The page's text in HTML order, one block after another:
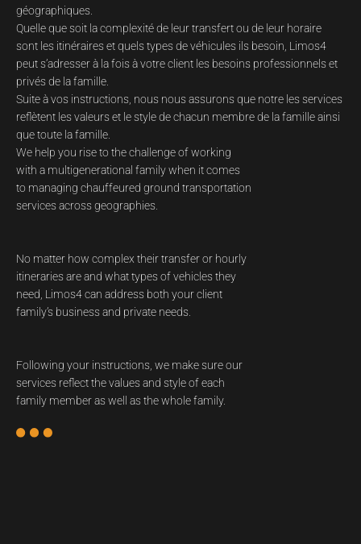
géographiques.
Quelle que soit la complexité de leur transfert ou de leur horaire
sont les itinéraires et quels types de véhicules ils besoin, Limos4
peut s’adresser à la fois à votre client les besoins professionnels et
privés de la famille.
Suite à vos instructions, nous nous assurons que notre les services
reflètent les valeurs et le style de chacun membre de la famille ainsi
que toute la famille.
We help you rise to the challenge of working
with a multigenerational family when it comes
to managing chauffeured ground transportation
services across geographies.
No matter how complex their transfer or hourly
itineraries are and what types of vehicles they
need, Limos4 can address both your client
family’s business and private needs.
Following your instructions, we make sure our
services reflect the values and style of each
family member as well as the whole family.